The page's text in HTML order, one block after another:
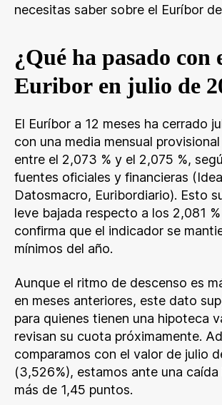
necesitas saber sobre el Euríbor
¿Qué ha pasado con
Euribor en julio de
El Euríbor a 12 meses ha cerrado
con una media mensual
entre el 2,073 % y el 2,075 %,
fuentes oficiales y financieras
Datosmacro, Euribordiario). Esto
leve bajada respecto a los 2,081
confirma que el indicador se
mínimos del año.
Aunque el ritmo de descenso es
en meses anteriores, este dato
para quienes tienen una hipoteca
revisan su cuota próximamente.
comparamos con el valor de julio
(3,526%), estamos ante una
más de 1,45 puntos.